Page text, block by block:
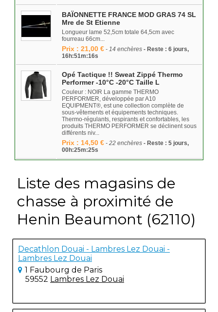
BAÏONNETTE FRANCE MOD GRAS 74 SL
Mre de St Etienne
Longueur lame 52,5cm totale 64,5cm avec
fourreau 66cm...
Prix : 21,00 € - 14 enchères - Reste : 6 jours,
16h:51m:16s
Opé Tactique !! Sweat Zippé Thermo
Performer -10°C -20°C Taille L
Couleur : NOIR La gamme THERMO
PERFORMER, développée par A10
EQUIPMENT®, est une collection complète de
sous-vêtements et équipements techniques.
Thermo-régulants, respirants et confortables, les
produits THERMO PERFORMER se déclinent sous
différents niv...
Prix : 14,50 € - 22 enchères - Reste : 5 jours,
00h:25m:25s
Liste des magasins de
chasse à proximité de
Henin Beaumont (62110)
Decathlon Douai - Lambres Lez Douai -
Lambres Lez Douai
1 Faubourg de Paris
59552 Lambres Lez Douai